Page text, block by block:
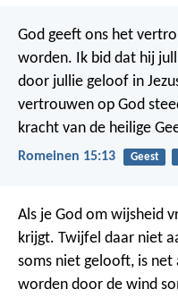
God geeft ons het
worden. Ik bid dat hij
door jullie geloof in
vertrouwen op God
kracht van de heilige
Romeinen 15:13 Geest
Als je God om wijsheid
krijgt. Twijfel daar niet
soms niet gelooft, is net
worden door de wind